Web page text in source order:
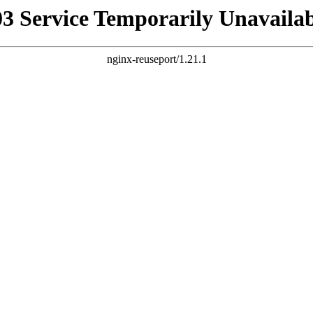
Service Temporarily
nginx-reuseport/1.21.1